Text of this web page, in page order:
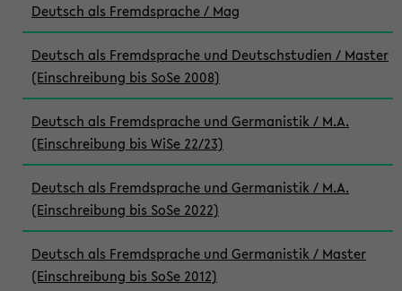
Deutsch als Fremdsprache / Mag
Deutsch als Fremdsprache und Deutschstudien / Master
(Einschreibung bis SoSe 2008)
Deutsch als Fremdsprache und Germanistik / M.A.
(Einschreibung bis WiSe 22/23)
Deutsch als Fremdsprache und Germanistik / M.A.
(Einschreibung bis SoSe 2022)
Deutsch als Fremdsprache und Germanistik / Master
(Einschreibung bis SoSe 2012)